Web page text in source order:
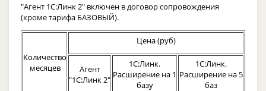
"Агент 1С:Линк 2" включен в договор сопровождения
(кроме тарифа БАЗОВЫЙ).
Количество
месяцев
Цена (руб)
Агент
"1С:Линк 2"
1С:Линк.
Расширение на 1
базу
1С:Линк.
Расширение на 5
баз